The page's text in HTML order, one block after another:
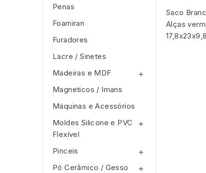
Penas
Foamiran
Furadores
Lacre / Sinetes
Madeiras e MDF

Magneticos / Imans
Máquinas e Acessórios
Moldes Silicone e PVC
Flexível

Pinceis 
Pó Cerâmico / Gesso 
Saco
Alças